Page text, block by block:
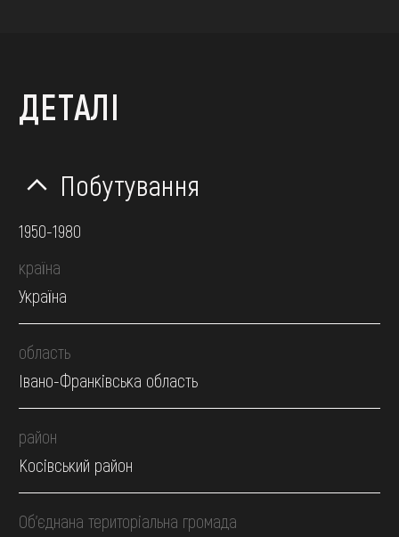
ДЕТАЛІ
Побутування
1950-1980
країна
Україна
область
Івано-Франківська область
район
Косівський район
Об’єднана територіальна громада